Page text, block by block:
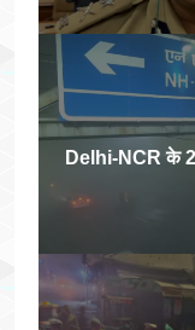
Delhi-NCR के